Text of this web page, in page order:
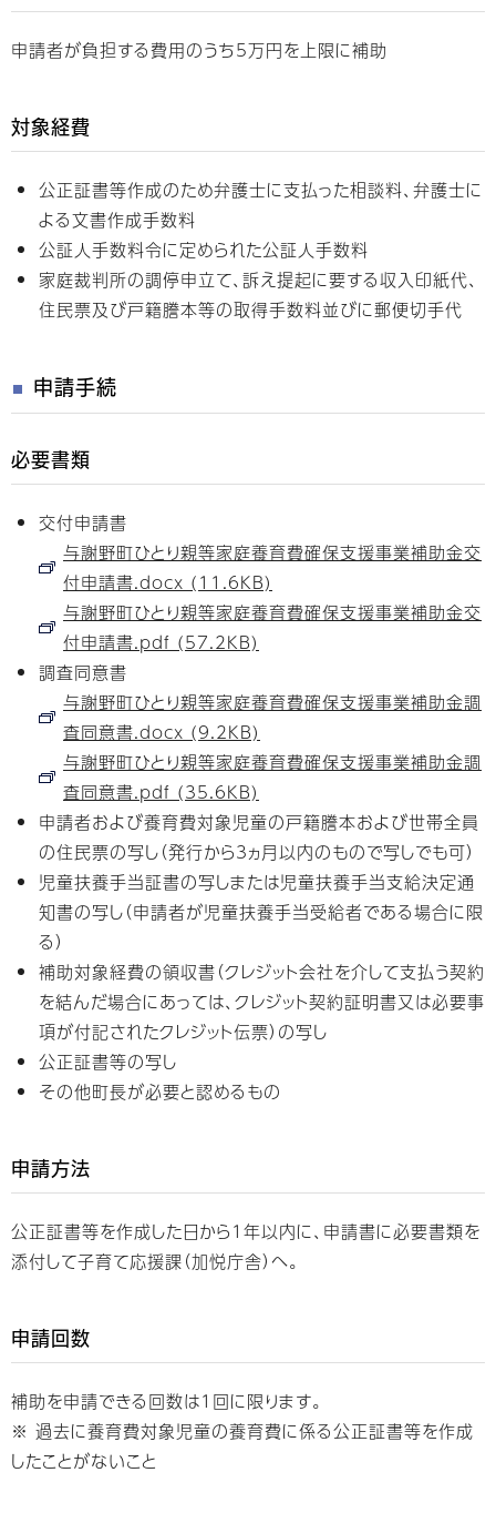
申請者が負担する費用のうち5万円を上限に補助
対象経費
公正証書等作成のため弁護士に支払った相談料、弁護士に
よる文書作成手数料
公証人手数料令に定められた公証人手数料
家庭裁判所の調停申立て、訴え提起に要する収入印紙代、
住民票及び戸籍謄本等の取得手数料並びに郵便切手代
申請手続
必要書類
交付申請書
与謝野町ひとり親等家庭養育費確保支援事業補助金交
付申請書.docx (11.6KB)
与謝野町ひとり親等家庭養育費確保支援事業補助金交
付申請書.pdf (57.2KB)
調査同意書
与謝野町ひとり親等家庭養育費確保支援事業補助金調
査同意書.docx (9.2KB)
与謝野町ひとり親等家庭養育費確保支援事業補助金調
査同意書.pdf (35.6KB)
申請者および養育費対象児童の戸籍謄本および世帯全員
の住民票の写し（発行から3ヵ月以内のもので写しでも可）
児童扶養手当証書の写しまたは児童扶養手当支給決定通
知書の写し（申請者が児童扶養手当受給者である場合に限
る）
補助対象経費の領収書（クレジット会社を介して支払う契約
を結んだ場合にあっては、クレジット契約証明書又は必要事
項が付記されたクレジット伝票）の写し
公正証書等の写し
その他町長が必要と認めるもの
申請方法
公正証書等を作成した日から1年以内に、申請書に必要書類を
添付して子育て応援課（加悦庁舎）へ。
申請回数
補助を申請できる回数は1回に限ります。
※ 過去に養育費対象児童の養育費に係る公正証書等を作成
したことがないこと